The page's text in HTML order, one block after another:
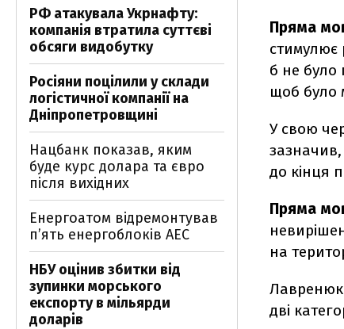
Пряма
стимулює
б не було
щоб було
У свою
до кінця
Пряма
на
Лавренюк
дві
РФ атакувала Укрнафту:
компанія втратила суттєві
обсяги видобутку
Росіяни поцілили у склади
логістичної компанії на
Дніпропетровщині
Нацбанк показав, яким
буде курс долара та євро
після вихідних
Енергоатом відремонтував
п’ять енергоблоків АЕС
НБУ оцінив збитки від
зупинки морського
експорту в мільярди
доларів